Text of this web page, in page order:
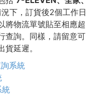
下，訂貨後2個工作日
將物流單號貼至相應超
查詢。同樣，請留意可
延遲。
系統
統